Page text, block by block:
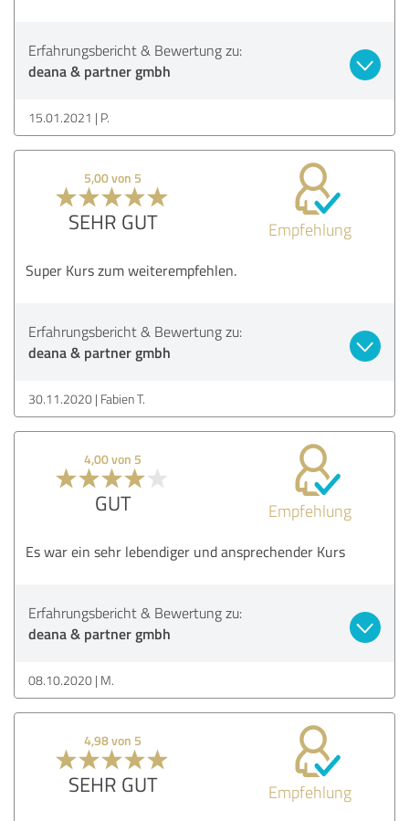
Erfahrungsbericht & Bewertung zu:
deana & partner gmbh
15.01.2021 P.
5,00 von 5
SEHR GUT Empfehlung
Super Kurs zum weiterempfehlen.
Erfahrungsbericht & Bewertung zu:
deana & partner gmbh
30.11.2020 Fabien T.
4,00 von 5
GUT Empfehlung
Es war ein sehr lebendiger und ansprechender Kurs
Erfahrungsbericht & Bewertung zu:
deana & partner gmbh
08.10.2020 M.
4,98 von 5
SEHR GUT Empfehlung